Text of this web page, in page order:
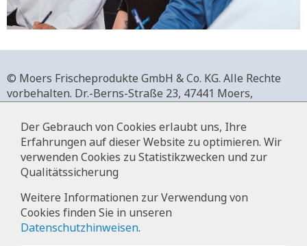
© Moers Frischeprodukte GmbH & Co. KG. Alle Rechte
vorbehalten. Dr.-Berns-Straße 23, 47441 Moers,
+49 2841 911-0,www.moers-frischeprodukte.de
Impressum
Datenschutz
Der Gebrauch von Cookies erlaubt uns, Ihre
Erfahrungen auf dieser Website zu optimieren. Wir
verwenden Cookies zu Statistikzwecken und zur
Qualitätssicherung
Weitere Informationen zur Verwendung von
Cookies finden Sie in unseren
Datenschutzhinweisen.